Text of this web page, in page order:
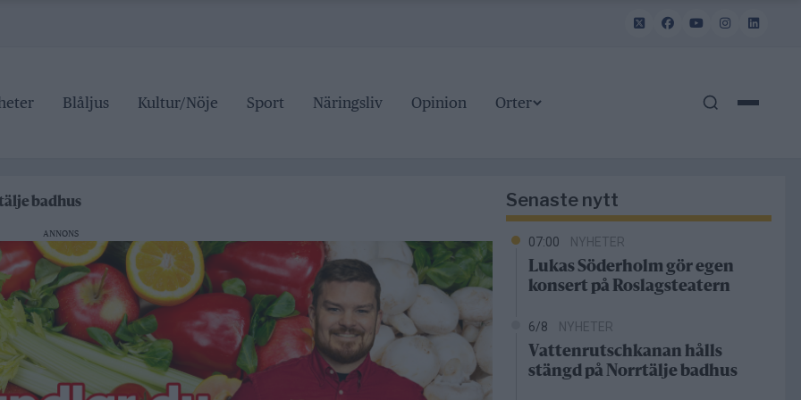
Blåljus Kultur/Nöje Sport Näringsliv Opinion Orter
hela sommaren
ANNONS
Senaste nytt
07:00 NYHETER
Lukas Söderholm gör egen
konsert på Roslagsteatern
6/8 NYHETER
Vattenrutschkanan hålls
stängd på Norrtälje badhus